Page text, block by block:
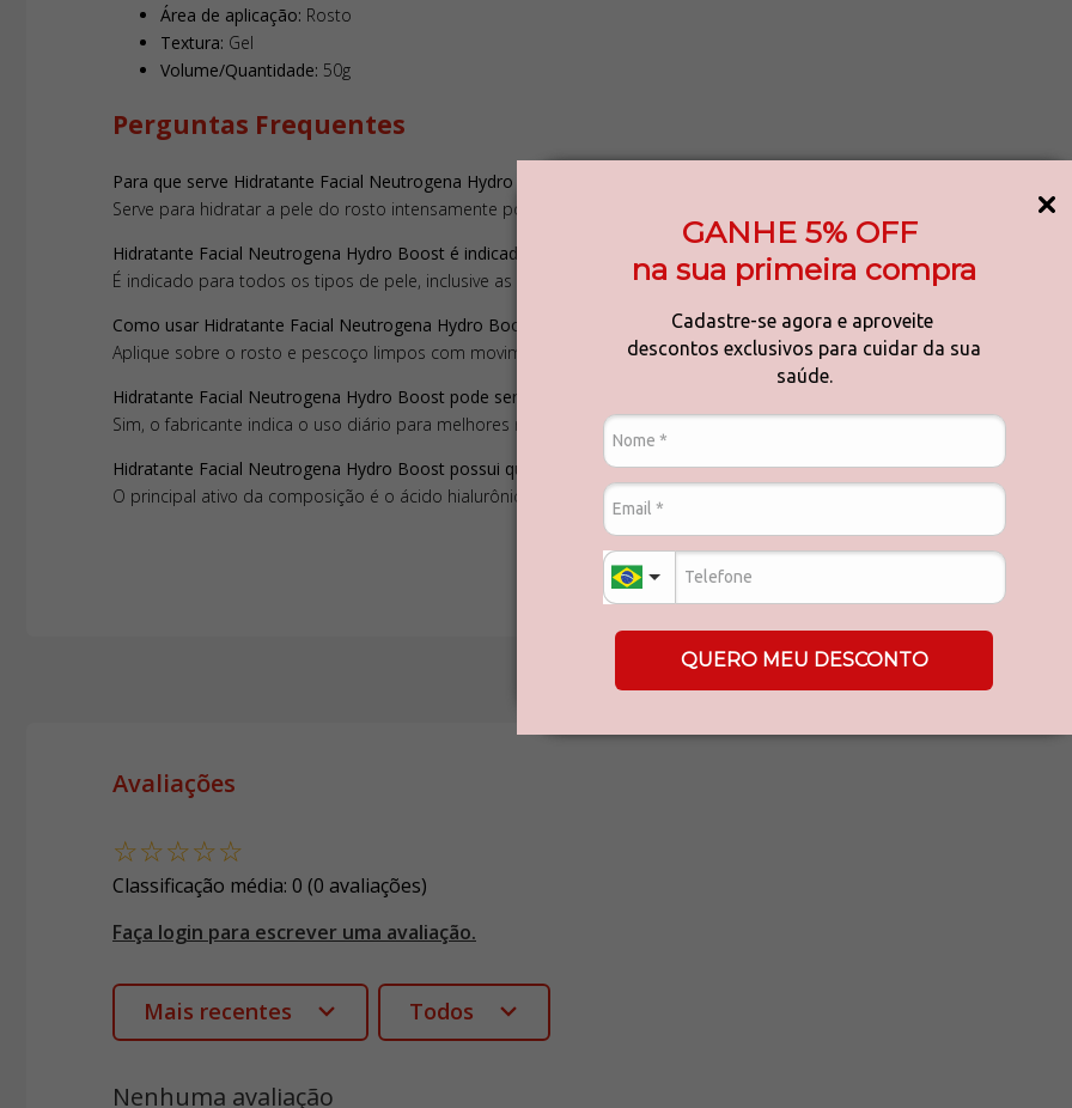
GANHE 5% OFF
na sua primeira compra
Cadastre-se agora e aproveite
descontos exclusivos para cuidar da sua
saúde.
QUERO MEU DESCONTO
Área de aplicação: Rosto
Textura: Gel
Volume/Quantidade: 50g
Perguntas Frequentes
Para que serve Hidratante Facial Neutrogena Hydro Boost?
Serve para hidratar a pele do rosto intensamente por 48 horas, ajudando a manter os níveis de água e a barreira natural
Hidratante Facial Neutrogena Hydro Boost é indicado para qual tipo de pele?
É indicado para todos os tipos de pele, inclusive as mais oleosas, devido à sua textura leve em gel.
Como usar Hidratante Facial Neutrogena Hydro Boost?
Aplique sobre o rosto e pescoço limpos com movimentos suaves até a completa absorção.
Hidratante Facial Neutrogena Hydro Boost pode ser usado todos os dias?
Sim, o fabricante indica o uso diário para melhores resultados de hidratação.
Hidratante Facial Neutrogena Hydro Boost possui quais ativos?
O principal ativo da composição é o ácido hialurônico.
Avaliações
☆☆☆☆☆
Classificação média: 0 (0 avaliações)
Faça login para escrever uma avaliação.
Mais recentes Todos
Nenhuma avaliação